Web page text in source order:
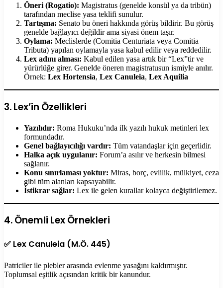
Öneri (Rogatio): Magistratus (genelde konsül ya da tribün)
tarafından meclise yasa teklifi sunulur.
Tartışma: Senato bu öneri hakkında görüş bildirir. Bu görüş
genelde bağlayıcı değildir ama siyasi önem taşır.
Oylama: Meclislerde (Comitia Centuriata veya Comitia
Tributa) yapılan oylamayla yasa kabul edilir veya reddedilir.
Lex adını alması: Kabul edilen yasa artık bir “Lex”tir ve
yürürlüğe girer. Genelde öneren magistratusun ismiyle anılır.
Örnek: Lex Hortensia, Lex Canuleia, Lex Aquilia
3. Lex’in Özellikleri
Yazılıdır: Roma Hukuku’nda ilk yazılı hukuk metinleri lex
formundadır.
Genel bağlayıcılığı vardır: Tüm vatandaşlar için geçerlidir.
Halka açık uygulanır: Forum’a asılır ve herkesin bilmesi
sağlanır.
Konu sınırlaması yoktur: Miras, borç, evlilik, mülkiyet, ceza
gibi tüm alanları kapsayabilir.
İstikrar sağlar: Lex ile gelen kurallar kolayca değiştirilemez.
4. Önemli Lex Örnekleri
✅ Lex Canuleia (M.Ö. 445)
Patriciler ile plebler arasında evlenme yasağını kaldırmıştır.
Toplumsal eşitlik açısından kritik bir kanundur.